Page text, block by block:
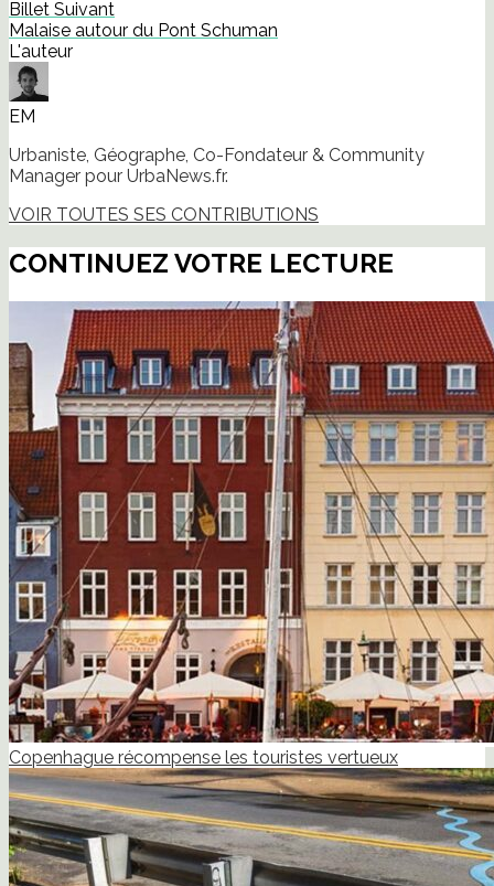
Billet Suivant
Malaise autour du Pont Schuman
L'auteur
EM
Urbaniste, Géographe, Co-Fondateur & Community
Manager pour UrbaNews.fr.
VOIR TOUTES SES CONTRIBUTIONS
CONTINUEZ VOTRE LECTURE
Copenhague récompense les touristes vertueux